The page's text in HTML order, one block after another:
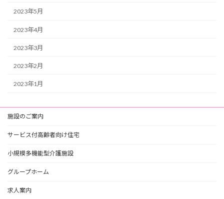
2023年5月
2023年4月
2023年3月
2023年2月
2023年1月
施設のご案内
サービス付高齢者向け住宅
小規模多機能型介護施設
グループホーム
求人案内